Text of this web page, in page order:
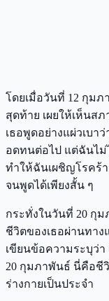
โดยเมื่อวันที่ 12 กุมภ
สุดท้าย เผยให้เห็นส
เธอพูดอย่างแผ่วเบา
อดทนต่อไป แต่ฉันไม่
ทำให้ฉันเผชิญโรคร้า
จนพูดได้เพียงสั้น ๆ
กระทั่งในวันที่ 20 กุ
ชีวิตของเธอผ่านทาง
เขียนข้อความระบุว่า
20 กุมภาพันธ์ นี่คือชี
ร่างกายเป็นประจำ